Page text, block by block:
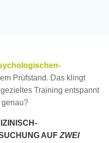
Prüfstand. Das klingt
Training entspannt
genau?
AUF ZWEI